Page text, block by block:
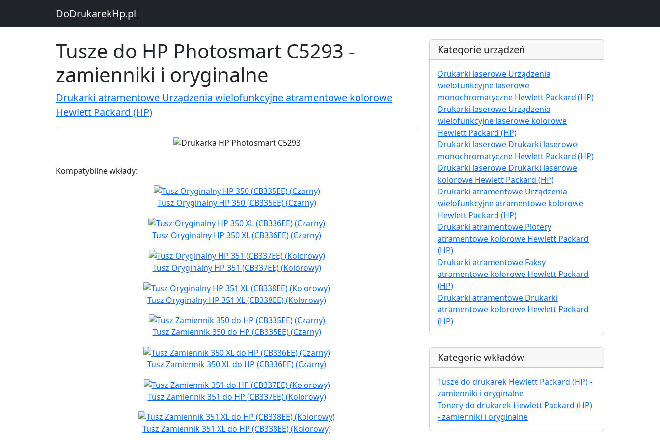
DoDrukarekHp.pl
Tusze do HP Photosmart C5293 -
zamienniki i oryginalne
Drukarki atramentowe Urządzenia wielofunkcyjne atramentowe kolorowe
Hewlett Packard (HP)
Kompatybilne wkłady:
Tusz Oryginalny HP 350 (CB335EE) (Czarny)
Tusz Oryginalny HP 350 XL (CB336EE) (Czarny)
Tusz Oryginalny HP 351 (CB337EE) (Kolorowy)
Tusz Oryginalny HP 351 XL (CB338EE) (Kolorowy)
Tusz Zamiennik 350 do HP (CB335EE) (Czarny)
Tusz Zamiennik 350 XL do HP (CB336EE) (Czarny)
Tusz Zamiennik 351 do HP (CB337EE) (Kolorowy)
Tusz Zamiennik 351 XL do HP (CB338EE) (Kolorowy)
Kategorie urządzeń
Drukarki laserowe Urządzenia
wielofunkcyjne laserowe
monochromatyczne Hewlett Packard (HP)
Drukarki laserowe Urządzenia
wielofunkcyjne laserowe kolorowe
Hewlett Packard (HP)
Drukarki laserowe Drukarki laserowe
monochromatyczne Hewlett Packard (HP)
Drukarki laserowe Drukarki laserowe
kolorowe Hewlett Packard (HP)
Drukarki atramentowe Urządzenia
wielofunkcyjne atramentowe kolorowe
Hewlett Packard (HP)
Drukarki atramentowe Plotery
atramentowe kolorowe Hewlett Packard
(HP)
Drukarki atramentowe Faksy
atramentowe kolorowe Hewlett Packard
(HP)
Drukarki atramentowe Drukarki
atramentowe kolorowe Hewlett Packard
(HP)
Kategorie wkładów
Tusze do drukarek Hewlett Packard (HP) -
zamienniki i oryginalne
Tonery do drukarek Hewlett Packard (HP)
- zamienniki i oryginalne